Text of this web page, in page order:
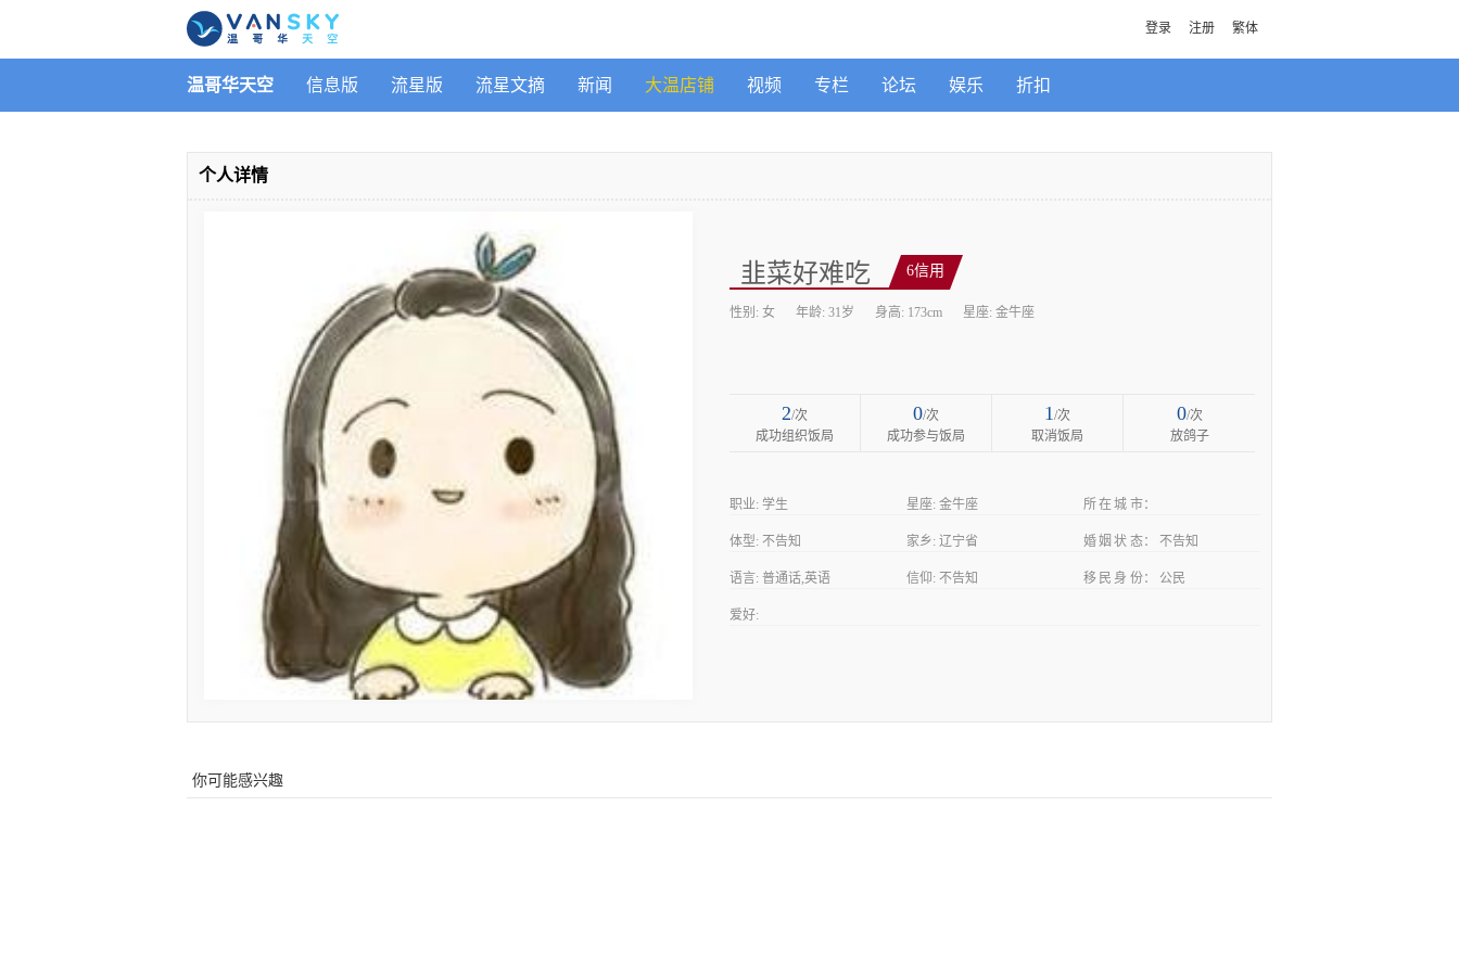
登录 注册 繁体
温哥华天空 信息版 流星版 流星文摘 新闻 大温店铺 视频 专栏 论坛 娱乐 折扣
个人详情
韭菜好难吃 6信用
性别: 女 年龄: 31岁 身高: 173cm 星座: 金牛座
2/次
成功组织饭局
0/次
成功参与饭局
1/次
取消饭局
0/次
放鸽子
职业: 学生 星座: 金牛座 所在城市
体型: 不告知 家乡: 辽宁省 婚姻状态 不告知
语言: 普通话,英语 信仰: 不告知 移民身份 公民
爱好:
你可能感兴趣